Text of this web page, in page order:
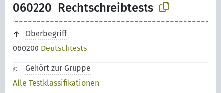
060220 Rechtschreibtests
Oberbegriff
060200 Deutschtests
Gehört zur Gruppe
Alle Testklassifikationen